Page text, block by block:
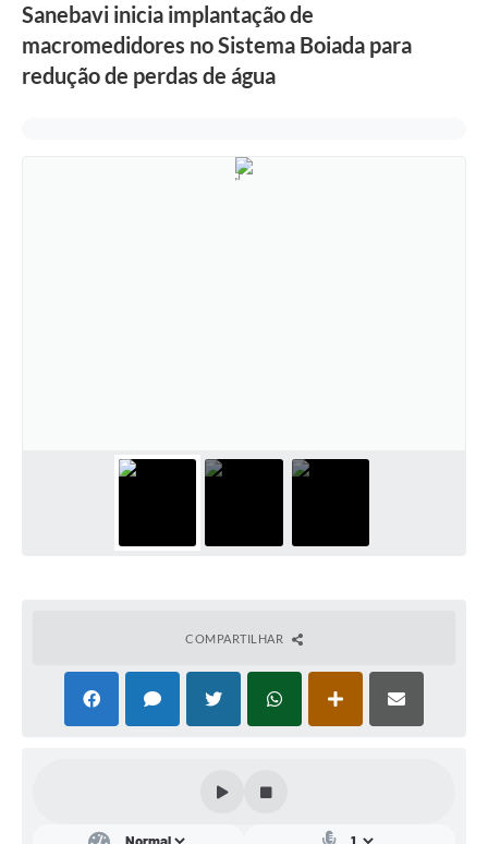
CONTATOS
Legislação
Sanebavi inicia implantação de
macromedidores no Sistema Boiada para
redução de perdas de água
COMPARTILHAR